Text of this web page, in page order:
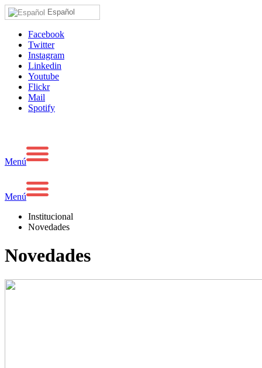
Español
Facebook
Twitter
Instagram
Linkedin
Youtube
Flickr
Mail
Spotify
Menú
Menú
Institucional
Novedades
Novedades